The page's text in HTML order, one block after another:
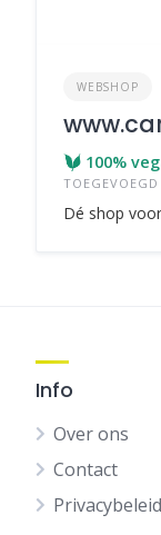
WEBSHOP
100%
Dé shop
Info
Over ons
Contact
Privacybeleid